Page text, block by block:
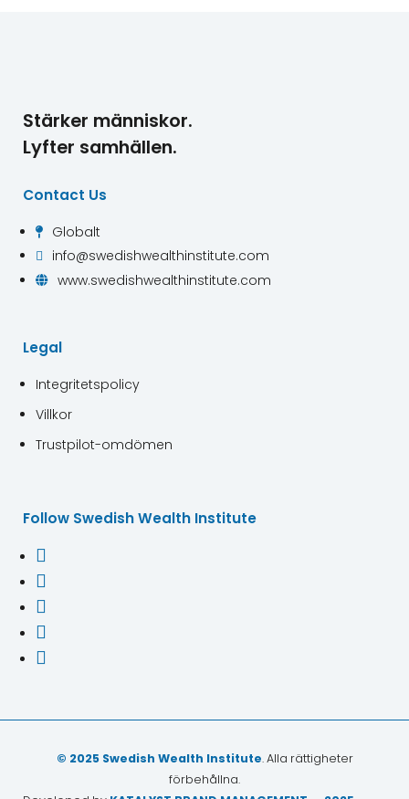
Stärker människor.
Lyfter samhällen.
Contact Us
 Globalt
 info@swedishwealthinstitute.com
 www.swedishwealthinstitute.com
Legal
Integritetspolicy
Villkor
Trustpilot-omdömen
Follow Swedish Wealth Institute





© 2025 Swedish Wealth Institute. Alla rättigheter
förbehållna.